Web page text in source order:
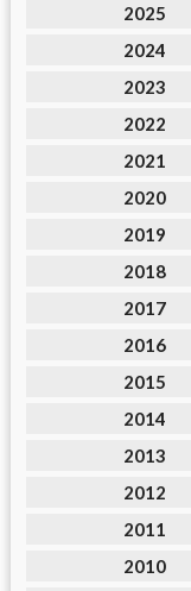
2025
2024
2023
2022
2021
2020
2019
2018
2017
2016
2015
2014
2013
2012
2011
2010